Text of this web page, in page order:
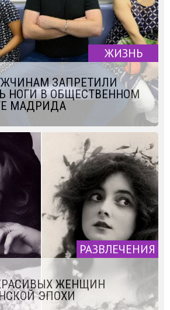
ЖИЗНЬ
ЗАПРЕТИЛИ
НОГИ В ОБЩЕСТВЕННОМ
МАДРИДА
РАЗВЛЕЧЕНИЯ
ЖЕНЩИН
ЭПОХИ